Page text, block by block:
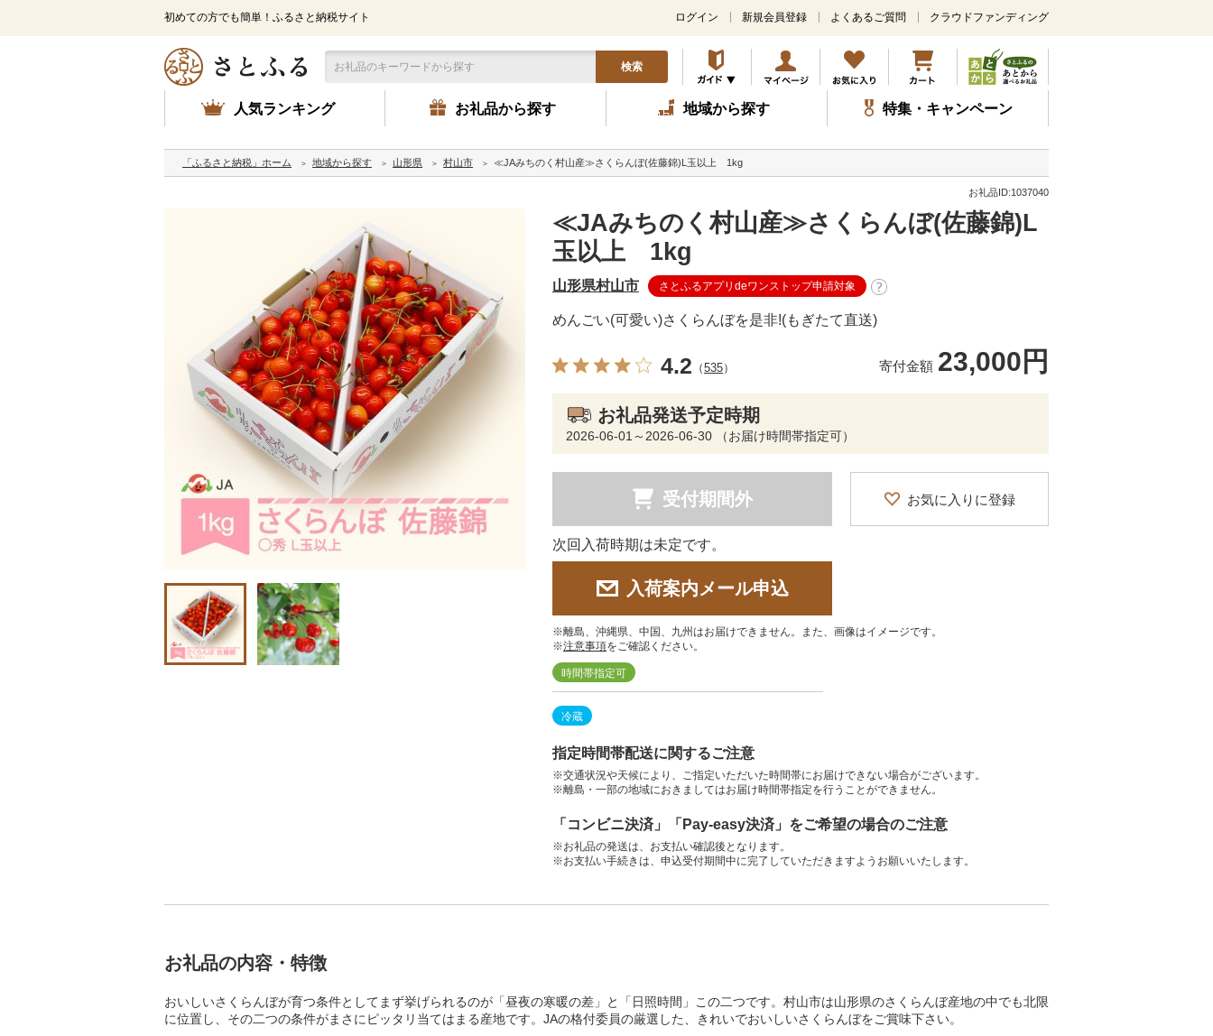
初めての方でも簡単！ふるさと納税サイト
メ
ン
コ
ン
テ
ツ
ッ
ログイン 新規会員登録 よくあるご質問 クラウドファンディング
検索
人気ランキング お礼品から探す 地域から探す 特集・キャンペーン
「ふるさと納税」ホーム 地域から探す 山形県 村山市 ≪JAみちのく村山産≫さくらんぼ(佐藤錦)L玉以上 1kg
お礼品ID:1037040
≪JAみちのく村山産≫さくらんぼ(佐藤錦)L
玉以上 1kg
山形県村山市 さとふるアプリdeワンストップ申請対象
めんごい(可愛い)さくらんぼを是非!(もぎたて直送)
4.2 （535） 寄付金額 23,000円
お礼品発送予定時期
2026-06-01～2026-06-30 （お届け時間帯指定可）
受付期間外 お気に入りに登録
次回入荷時期は未定です。
入荷案内メール申込
※離島、沖縄県、中国、九州はお届けできません。また、画像はイメージです。
※注意事項をご確認ください。
時間帯指定可
冷蔵
指定時間帯配送に関するご注意
※交通状況や天候により、ご指定いただいた時間帯にお届けできない場合がございます。
※離島・一部の地域におきましてはお届け時間帯指定を行うことができません。
「コンビニ決済」「Pay-easy決済」をご希望の場合のご注意
※お礼品の発送は、お支払い確認後となります。
※お支払い手続きは、申込受付期間中に完了していただきますようお願いいたします。
お礼品の内容・特徴
おいしいさくらんぼが育つ条件としてまず挙げられるのが「昼夜の寒暖の差」と「日照時間」この二つです。村山市は山形県のさくらんぼ産地の中でも北限
に位置し、その二つの条件がまさにピッタリ当てはまる産地です。JAの格付委員の厳選した、きれいでおいしいさくらんぼをご賞味下さい。